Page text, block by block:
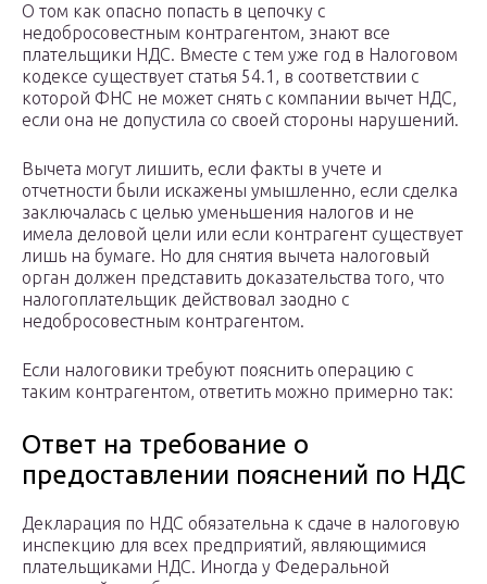
О том как опасно попасть в цепочку с
недобросовестным контрагентом, знают все
плательщики НДС. Вместе с тем уже год в Налоговом
кодексе существует статья 54.1, в соответствии с
которой ФНС не может снять с компании вычет НДС,
если она не допустила со своей стороны нарушений.
Вычета могут лишить, если факты в учете и
отчетности были искажены умышленно, если сделка
заключалась с целью уменьшения налогов и не
имела деловой цели или если контрагент существует
лишь на бумаге. Но для снятия вычета налоговый
орган должен представить доказательства того, что
налогоплательщик действовал заодно с
недобросовестным контрагентом.
Если налоговики требуют пояснить операцию с
таким контрагентом, ответить можно примерно так:
Ответ на требование о
предоставлении пояснений по НДС
Декларация по НДС обязательна к сдаче в налоговую
инспекцию для всех предприятий, являющимися
плательщиками НДС. Иногда у Федеральной